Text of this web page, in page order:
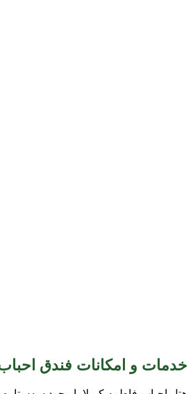
خدمات و امکانات فندق